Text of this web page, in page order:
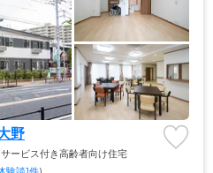
野
サービス付き高齢者向け住宅